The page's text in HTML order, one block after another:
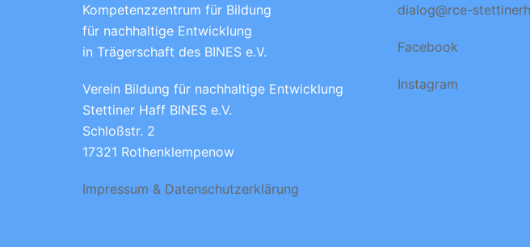
Kompetenzzentrum für Bildung
für nachhaltige Entwicklung
in Trägerschaft des BINES e.V.
Verein Bildung für nachhaltige Entwicklung
Stettiner Haff BINES e.V.
Schloßstr. 2
17321 Rothenklempenow
Impressum & Datenschutzerklärung
dialog@rce-
Facebook
Instagram